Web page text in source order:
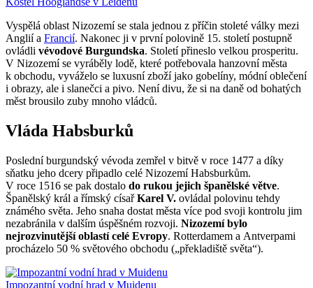
Vyspělá oblast Nizozemí se stala jednou z příčin stoleté války mezi
Anglií a Francií. Nakonec ji v první polovině 15. století postupně
ovládli vévodové Burgundska. Století přineslo velkou prosperitu.
V Nizozemí se vyráběly lodě, které potřebovala hanzovní města
k obchodu, vyváželo se luxusní zboží jako gobelíny, módní oblečení
i obrazy, ale i slanečci a pivo. Není divu, že si na daně od bohatých
měst brousilo zuby mnoho vládců.
Vláda Habsburků
Poslední burgundský vévoda zemřel v bitvě v roce 1477 a díky
sňatku jeho dcery připadlo celé Nizozemí Habsburkům.
V roce 1516 se pak dostalo do rukou jejich španělské větve.
Španělský král a římský císařKarel V. ovládal polovinu tehdy
známého světa. Jeho snaha dostat města více pod svoji kontrolu jim
nezabránila v dalším úspěšném rozvoji. Nizozemí bylo
nejrozvinutější oblastí celé Evropy. Rotterdamem a Antverpami
procházelo 50 % světového obchodu („překladiště světa“).
Impozantní vodní hrad v Muidenu